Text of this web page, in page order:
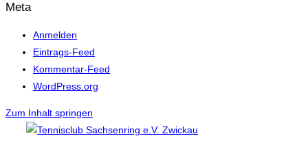
Meta
Anmelden
Eintrags-Feed
Kommentar-Feed
WordPress.org
Zum Inhalt springen